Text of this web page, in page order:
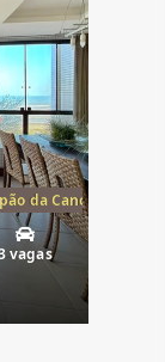
da Canoa,
vagas